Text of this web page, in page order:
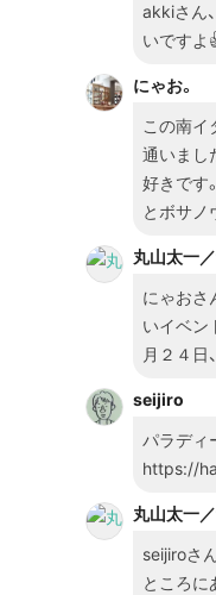
akkiさん
いですよ
にゃお。
この南イ
通いまし
好きです
とボサノ
丸山太一
にゃおさ
いイベン
月２４日
seijiro
パラディ
https://
丸山太一
seijiroさ
ところに